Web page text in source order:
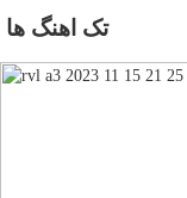
تک اهنگ ها